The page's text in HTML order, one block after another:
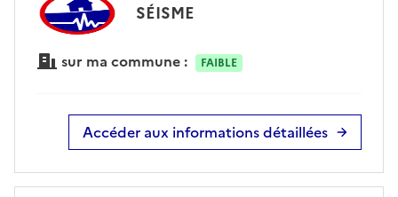
SÉISME
sur ma commune : FAIBLE
Accéder aux informations détaillées